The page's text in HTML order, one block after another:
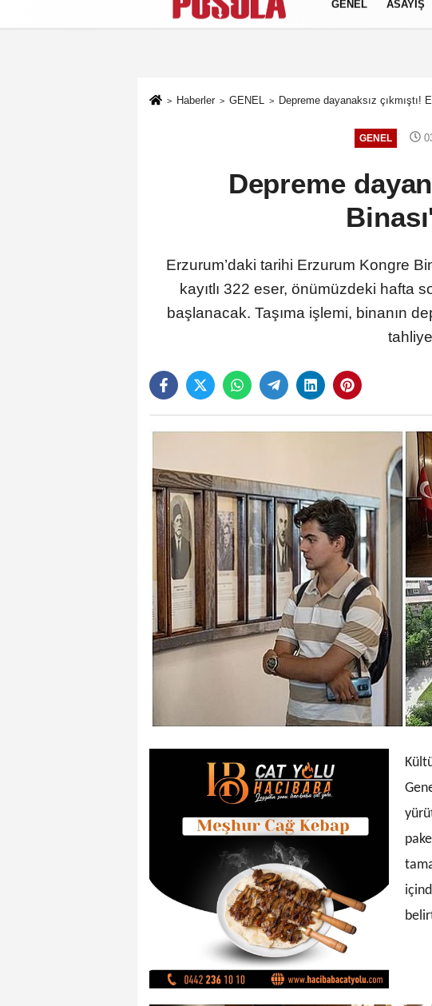
Künye İletişim Gizlilik Politikası
GENEL ASAYİŞ
Haberler GENEL Depreme dayanaksız çıkmıştı!
GENEL
Depreme
Erzurum’daki tarihi Erzurum Kongre
kayıtlı 322 eser, önümüzdeki hafta
başlanacak. Taşıma işlemi, binanın